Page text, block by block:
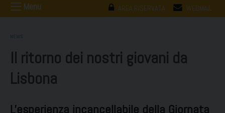
AREA RISERVATA WEBMAIL
Menu
NEWS
Il ritorno dei nostri giovani da
Lisbona
L'esperienza incancellabile della Giornata